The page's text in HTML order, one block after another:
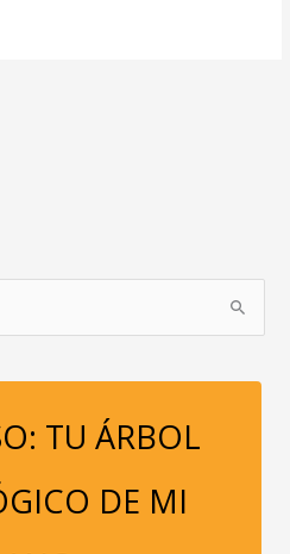
TU ÁRBOL
DE MI